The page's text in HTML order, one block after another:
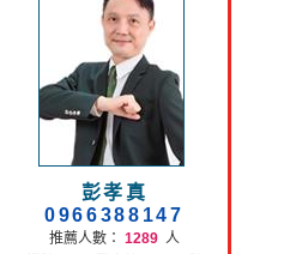
彭孝真
0966388147
推薦人數： 1289 人